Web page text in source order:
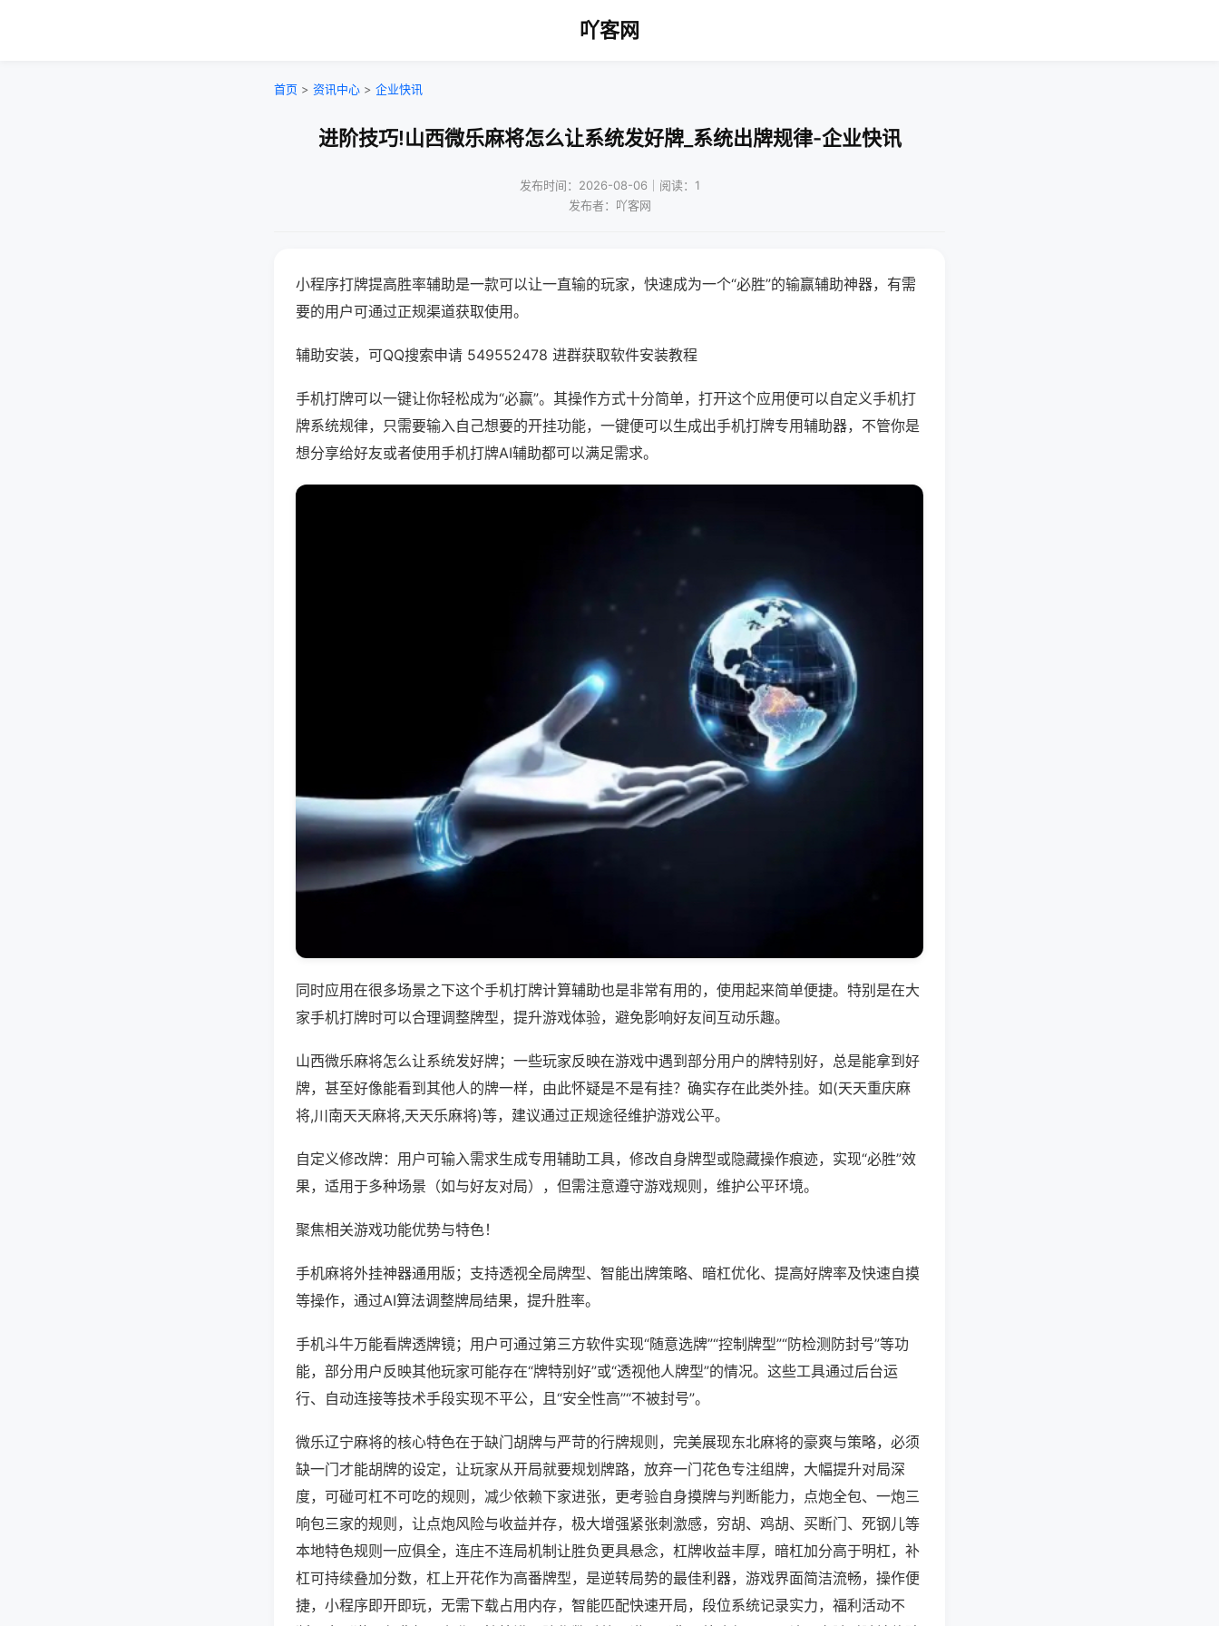
吖客网
首页 > 资讯中心 > 企业快讯
进阶技巧!山西微乐麻将怎么让系统发好牌_系统出牌规律-企业快讯
发布时间：2026-08-06｜阅读：1
发布者：吖客网
小程序打牌提高胜率辅助是一款可以让一直输的玩家，快速成为一个“必胜”的输赢辅助神器，有需
要的用户可通过正规渠道获取使用。
辅助安装，可QQ搜索申请 549552478 进群获取软件安装教程
手机打牌可以一键让你轻松成为“必赢”。其操作方式十分简单，打开这个应用便可以自定义手机打
牌系统规律，只需要输入自己想要的开挂功能，一键便可以生成出手机打牌专用辅助器，不管你是
想分享给好友或者使用手机打牌AI辅助都可以满足需求。
同时应用在很多场景之下这个手机打牌计算辅助也是非常有用的，使用起来简单便捷。特别是在大
家手机打牌时可以合理调整牌型，提升游戏体验，避免影响好友间互动乐趣。
山西微乐麻将怎么让系统发好牌；一些玩家反映在游戏中遇到部分用户的牌特别好，总是能拿到好
牌，甚至好像能看到其他人的牌一样，由此怀疑是不是有挂？确实存在此类外挂。如(天天重庆麻
将,川南天天麻将,天天乐麻将)等，建议通过正规途径维护游戏公平。
自定义修改牌：用户可输入需求生成专用辅助工具，修改自身牌型或隐藏操作痕迹，实现“必胜”效
果，适用于多种场景（如与好友对局），但需注意遵守游戏规则，维护公平环境。
聚焦相关游戏功能优势与特色！
手机麻将外挂神器通用版；支持透视全局牌型、智能出牌策略、暗杠优化、提高好牌率及快速自摸
等操作，通过AI算法调整牌局结果，提升胜率。
手机斗牛万能看牌透牌镜；用户可通过第三方软件实现“随意选牌”“控制牌型”“防检测防封号”等功
能，部分用户反映其他玩家可能存在“牌特别好”或“透视他人牌型”的情况。这些工具通过后台运
行、自动连接等技术手段实现不平公，且“安全性高”“不被封号”。
微乐辽宁麻将的核心特色在于缺门胡牌与严苛的行牌规则，完美展现东北麻将的豪爽与策略，必须
缺一门才能胡牌的设定，让玩家从开局就要规划牌路，放弃一门花色专注组牌，大幅提升对局深
度，可碰可杠不可吃的规则，减少依赖下家进张，更考验自身摸牌与判断能力，点炮全包、一炮三
响包三家的规则，让点炮风险与收益并存，极大增强紧张刺激感，穷胡、鸡胡、买断门、死钢儿等
本地特色规则一应俱全，连庄不连局机制让胜负更具悬念，杠牌收益丰厚，暗杠加分高于明杠，补
杠可持续叠加分数，杠上开花作为高番牌型，是逆转局势的最佳利器，游戏界面简洁流畅，操作便
捷，小程序即开即玩，无需下载占用内存，智能匹配快速开局，段位系统记录实力，福利活动不